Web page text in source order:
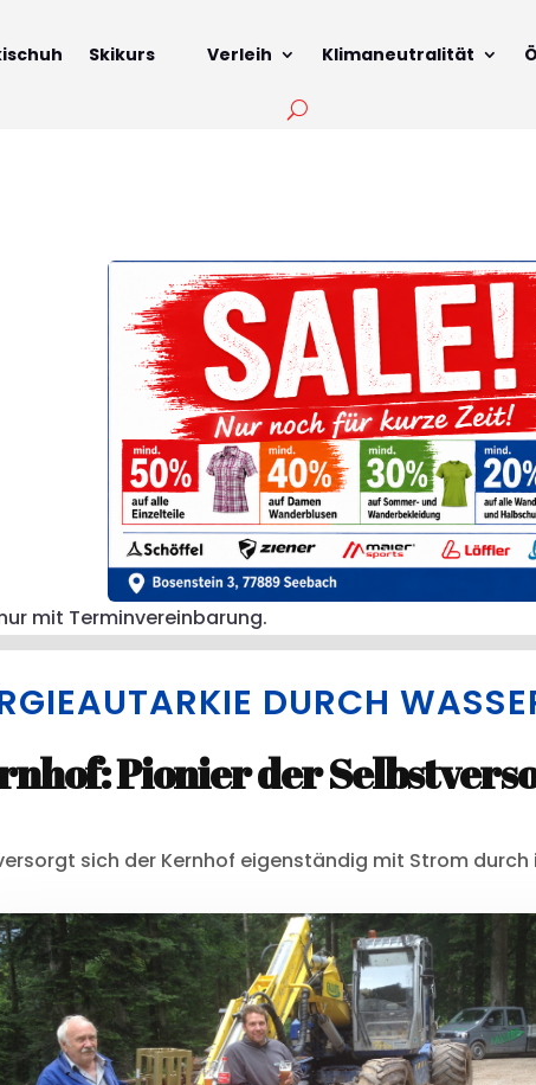
Skikurs Verleih Klimaneutralität
mit Terminvereinbarung.
DURCH
Pionier der
sich der Kernhof eigenständig mit Strom